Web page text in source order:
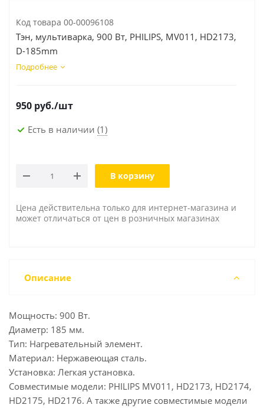
Код товара 00-00096108
Тэн, мультиварка, 900 Вт, PHILIPS, MV011, HD2173,
D-185mm
Подробнее
950 руб./шт
Есть в наличии (1)
В корзину
Цена действительна только для интернет-магазина и
может отличаться от цен в розничных магазинах
Описание
Мощность: 900 Вт.
Диаметр: 185 мм.
Тип: Нагревательный элемент.
Материал: Нержавеющая сталь.
Установка: Легкая установка.
Совместимые модели: PHILIPS MV011, HD2173, HD2174,
HD2175, HD2176. А также другие совместимые модели